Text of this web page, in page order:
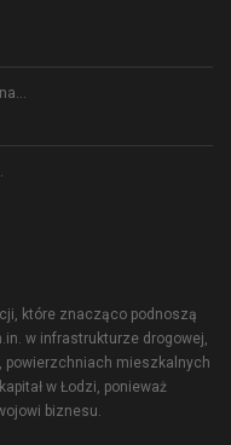
które znacząco podnoszą
w infrastrukturze drogowej,
powierzchniach mieszkalnych
w Łodzi, ponieważ
biznesu.